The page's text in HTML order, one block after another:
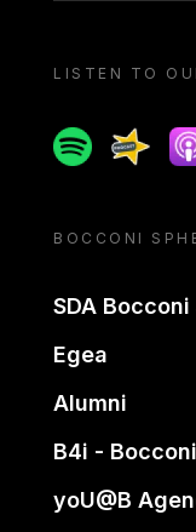
LISTEN TO
Spotify
BOCCONI
SDA
Egea
Alumni
B4i -
yoU@B